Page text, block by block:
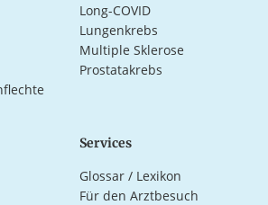
Long-COVID
Lungenkrebs
Multiple Sklerose
Prostatakrebs
Services
Glossar / Lexikon
Für den Arztbesuch